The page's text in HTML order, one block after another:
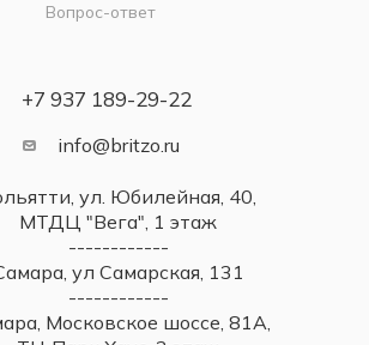
Вопрос-ответ
+7 937 189-29-22
info@britzo.ru
ул. Юбилейная, 40,
МТДЦ "Вега", 1 этаж
------------
ул Самарская, 131
------------
Московское шоссе, 81А,